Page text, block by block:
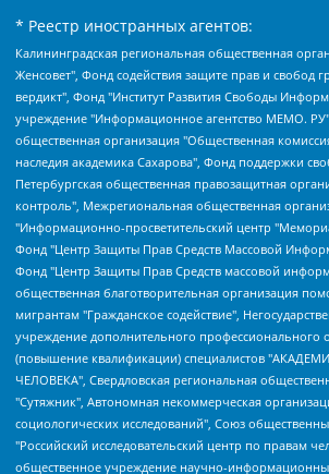
* Реестр иностранных агентов:
Калининградская региональная общественная организация "Экозащита!-Женсовет", Фонд содействия защите прав и свобод граждан "Общественный вердикт", Фонд "Институт Развития Свободы Информации", Частное учреждение "Информационное агентство МЕМО. РУ", Региональная общественная организация "Общественная комиссия по сохранению наследия академика Сахарова", Фонд поддержки свободы прессы, Санкт-Петербургская общественная правозащитная организация "Гражданский контроль", Межрегиональная общественная организация "Информационно-просветительский центр "Мемориал", Региональный Фонд "Центр Защиты Прав Средств Массовой Информации", с 05.12.2023 Фонд "Центр Защиты Прав Средств массовой информации", Региональная общественная благотворительная организация помощи беженцам и мигрантам "Гражданское содействие", Негосударственное образовательное учреждение дополнительного профессионального образования (повышение квалификации) специалистов "АКАДЕМИЯ ПО ПРАВАМ ЧЕЛОВЕКА", Свердловская региональная общественная организация "Сутяжник", Автономная некоммерческая организация "Центр независимых социологических исследований", Союз общественных объединений "Российский исследовательский центр по правам человека", Региональное общественное учреждение научно-информационный центр "МЕМОРИАЛ", Некоммерческая организация "Фонд защиты гласности", Автономная некоммерческая организация "Институт прав человека", Городская общественная организация "Екатеринбургское общество "МЕМОРИАЛ", Городская общественная организация "Рязанское историко-просветительское и правозащитное общество "Мемориал" (Рязанский Мемориал), Челябинский региональный орган общественной самодеятельности – женское общественное объединение "Женщины Евразии", Челябинский региональный орган общественной самодеятельности "Уральская правозащитная группа", Фонд содействия защите здоровья и социальной справедливости имени Андрея Рылькова, Автономная Некоммерческая Организация "Аналитический Центр Юрия Левады", Автономная некоммерческая организация социальной поддержки населения "Проект Апрель", Региональная общественная организация помощи женщинам и детям, находящимся в кризисной ситуации "Информационно-методический центр "Анна", Фонд содействия развитию массовых коммуникаций и правовому просвещению "Так-так-Так", Фонд содействия устойчивому развитию "Серебряная тайга", Свердловский региональный общественный фонд социальных проектов "Новое время", "Idel.Реалии", Кавказ.Реалии, Крым.Реалии, Телеканал Настоящее Время, Татаро-башкирская служба Радио Свобода (Azatliq Radiosi), Радио Свободная Европа/Радио Свобода (PCE/PC), "Сибирь.Реалии", "Фактограф", Благотворительный фонд помощи осужденным и их семьям, Автономная некоммерческая организация "Институт глобализации и социальных движений", Фонд "В защиту прав заключенных", Частное учреждение "Центр поддержки и содействия развитию средств массовой информации", Пензенский региональный общественный благотворительный фонд "Гражданский союз", "Север.Реалии", Некоммерческая организация Фонд "Правовая инициатива", Общество с ограниченной ответственностью "Радио Свободная Европа/Радио Свобода", Чешское информационное агентство "MEDIUM-ORIENT", Красноярская региональная общественная организация "Мы против СПИДа", Камалягин Денис Николаевич, Маркелов Сергей Евгеньевич, Пономарев Лев Александрович, Савицкая Людмила Алексеевна, Автономная некоммерческая организация "Центр по работе с проблемой насилия "НАСИЛИЮ.НЕТ", Межрегиональный профессиональный союз работников здравоохранения "Альянс врачей", Юридическое лицо, зарегистрированное в Латвийской Республике, SIA "Medusa Project" (регистрационный номер 40103797863, дата регистрации 10.06.2014), Некоммерческая организация "Фонд по борьбе с коррупцией", Автономная некоммерческая организация "Институт права и публичной политики", Баданин Роман Сергеевич, Гликин Максим Александрович, Железнова Мария Михайловна, Лукьянова Юлия Сергеевна, Маетная Елизавета Витальевна, Маняхин Петр Борисович, Чуракова Ольга Владимировна, Ярош Юлия Петровна, Юридическое лицо "The Insider SIA", зарегистрированное в Риге, Латвийская Республика (дата регистрации 26.06.2015), являющееся администратором доменного имени интернет-издания "The Insider SIA", https://theins.ru, Постернак Алексей Евгеньевич, Рубин Михаил Аркадьевич, Анин Роман Александрович, Юридическое лицо Istories fonds, зарегистрированное в Латвийской Республике (регистрационный номер 50008295751, дата регистрации 24.02.2020), Великовский Дмитрий Александрович, Долинина Ирина Николаевна, Мароховская Алеся Алексеевна, Шлейнов Роман Юрьевич, Шмагун Олеся Валентиновна, Общество с ограниченной ответственностью "Альтаир 2021", Общество с ограниченной ответственностью "Вега 2021", Общество с ограниченной ответственностью "Главный редактор 2021", Общество с ограниченной ответственностью "Ромашки монолит", Важенков Артем Валерьевич, Ивановская областная общественная организация "Центр гендерных исследований", Гурман Юрий Альбертович, Медиапроект "ОВД-Инфо", Егоров Владимир Владимирович, Жилинский Владимир Александрович, Общество с ограниченной ответственностью "ЗП", Иванова София Юрьевна, Карезина Инна Павловна, Кильтау Екатерина Викторовна, Петров Алексей Викторович, Пискунов Сергей Евгеньевич, Смирнов Сергей Сергеевич, Тихонов Михаил Сергеевич, Общество с ограниченной ответственностью "ЖУРНАЛИСТ-ИНОСТРАННЫЙ АГЕНТ", Арапова Галина Юрьевна, Вольтская Татьяна Анатольевна, Американская компания "Mason G.E.S. Anonymous Foundation" (США), являющаяся владельцем интернет-издания https://mnews.world/, Компания "Stichting Bellingcat", зарегистрированная в Нидерландах (дата регистрации 11.07.2018), Захаров Андрей Вячеславович, Клепиковская Екатерина Дмитриевна, Общество с ограниченной ответственностью "МЕМО", Перл Роман Александрович, Симонов Евгений Алексеевич, Соловьева Елена Анатольевна, Сотников Даниил Владимирович, Сурначева Елизавета Дмитриевна, Автономная некоммерческая организация по защите прав человека и информированию населения "Якутия – Наше Мнение", Общество с ограниченной ответственностью "Москоу диджитал медиа", с 26.01.2023 Общество с ограниченной ответственностью "Чайка Белые сады", Ветошкина Валерия Валерьевна, Заговора Максим Александрович, Межрегиональное общественное движение "Российская ЛГБТ - сеть", Оленичев Максим Владимирович, Павлов Иван Юрьевич, Скворцова Елена Сергеевна, Общество с ограниченной ответственностью "Как бы инагент", Кочетков Игорь Викторович, Общество с ограниченной ответственностью "Честные выборы", Еланчик Олег Александрович, Общество с ограниченной ответственностью "Нобелевский призыв", Гималова Регина Эмилевна, Григорьев Андрей Валерьевич, Григорьева Алина Александровна, Ассоциация по содействию защите прав призывников, альтернативнослужащих и военнослужащих "Правозащитная группа "Гражданин.Армия.Право", Хисамова Регина Фаритовна, Автономная некоммерческая организация по реализации социально-правовых программ "Лилит", Дальневосточное общественное движение "Маяк", Санкт-Петербургская ЛГБТ-инициативная группа "Выход", Инициативная группа ЛГБТ+ "Реверс", Алексеев Андрей Викторович,